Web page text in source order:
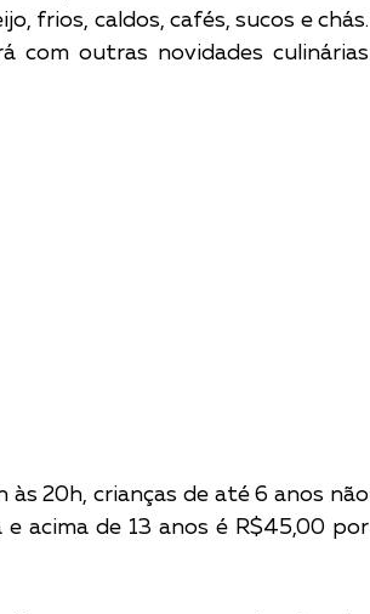
frios, caldos, cafés, sucos e chás.
com outras novidades culinárias
às 20h, crianças de até 6 anos não
e acima de 13 anos é R$45,00 por